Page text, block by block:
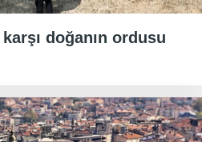
doğanın ordusu